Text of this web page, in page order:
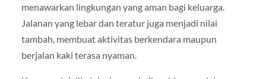
menawarkan lingkungan yang aman bagi keluarga.
Jalanan yang lebar dan teratur juga menjadi nilai
tambah, membuat aktivitas berkendara maupun
berjalan kaki terasa nyaman.